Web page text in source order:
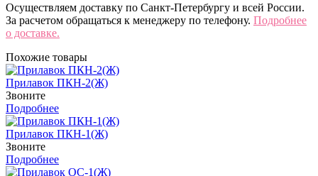
Осуществляем доставку по Санкт-Петербургу и всей России.
За расчетом обращаться к менеджеру по телефону. Подробнее
о доставке.
Похожие товары
Прилавок ПКН-2(Ж)
Звоните
Подробнее
Прилавок ПКН-1(Ж)
Звоните
Подробнее